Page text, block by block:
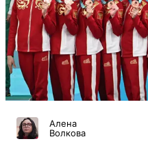
Алена
Волкова